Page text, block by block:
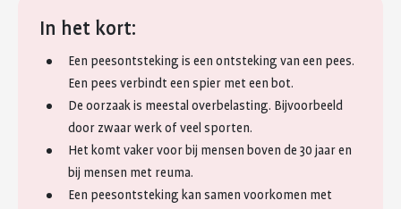
In het kort:
Een peesontsteking is een ontsteking van een pees.
Een pees verbindt een spier met een bot.
De oorzaak is meestal overbelasting. Bijvoorbeeld
door zwaar werk of veel sporten.
Het komt vaker voor bij mensen boven de 30 jaar en
bij mensen met reuma.
Een peesontsteking kan samen voorkomen met